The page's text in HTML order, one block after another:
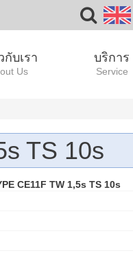
กับเรา
Us
บริการ
Service
TS 10s
CE11F TW 1,5s TS 10s